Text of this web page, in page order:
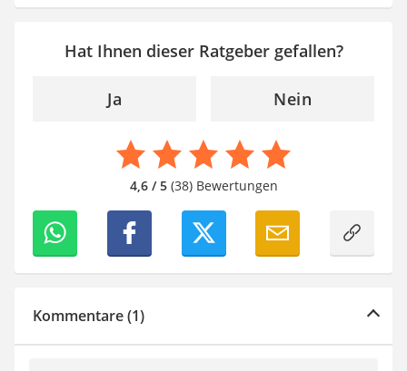
Hat Ihnen dieser Ratgeber gefallen?
Ja Nein
4,6 / 5(38) Bewertungen
Kommentare (1)